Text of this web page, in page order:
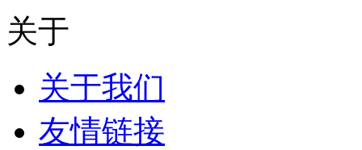
关于
关于我们
友情链接